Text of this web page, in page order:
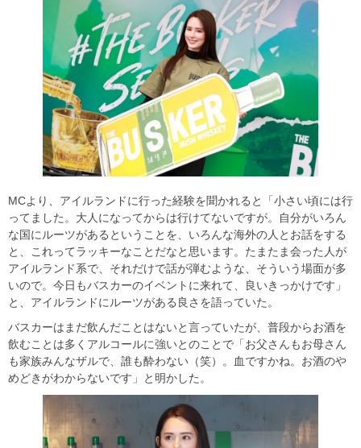
MCより、アイルランドに行った経験を聞かれると「小さい頃には行
ってました。大人になってからは行けてないですが。自分がいろん
な国にルーツがあるということを、いろんな海外の人とお話をする
と、これってラッキーなことだなと思います。たまたま会った人が
アイルランド系で、それだけで話が弾むような、そういう場面が多
いので。今日もバスカーのイベントに来れて、良いきっかけです」
と、アイルランドにルーツがある良さを語っていた。
バスカーはまだ飲んだことはないと言っていたが、普段からお酒を
飲むことは多くアルコールに強いとのことで「お父さんもお母さん
も家族みんなザルで、誰も酔わない（笑）。血ですかね。お酒のや
めどきがわからないです」と明かした。